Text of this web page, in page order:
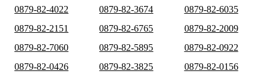
0879-82-4022
0879-82-3674
0879-82-6035
0879-82-2151
0879-82-6765
0879-82-2009
0879-82-7060
0879-82-5895
0879-82-0922
0879-82-0426
0879-82-3825
0879-82-0156